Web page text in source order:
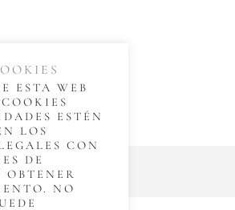
Paola Cazenave
ESTA WEB
ESTÉN
LOS
CON
DE
NO